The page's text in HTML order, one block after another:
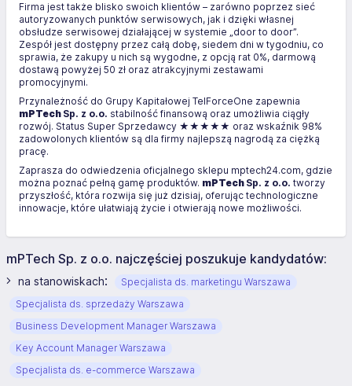
Firma jest także blisko swoich klientów – zarówno poprzez sieć
autoryzowanych punktów serwisowych, jak i dzięki własnej
obsłudze serwisowej działającej w systemie „door to door”.
Zespół jest dostępny przez całą dobę, siedem dni w tygodniu, co
sprawia, że zakupy u nich są wygodne, z opcją rat 0%, darmową
dostawą powyżej 50 zł oraz atrakcyjnymi zestawami
promocyjnymi.
Przynależność do Grupy Kapitałowej TelForceOne zapewnia
mPTech Sp. z o.o. stabilność finansową oraz umożliwia ciągły
rozwój. Status Super Sprzedawcy ★★★★★ oraz wskaźnik 98%
zadowolonych klientów są dla firmy najlepszą nagrodą za ciężką
pracę.
Zaprasza do odwiedzenia oficjalnego sklepu mptech24.com, gdzie
można poznać pełną gamę produktów. mPTech Sp. z o.o. tworzy
przyszłość, która rozwija się już dzisiaj, oferując technologiczne
innowacje, które ułatwiają życie i otwierają nowe możliwości.
mPTech Sp. z o.o. najczęściej poszukuje kandydatów:
na stanowiskach:
Specjalista ds. marketingu Warszawa
Specjalista ds. sprzedaży Warszawa
Business Development Manager Warszawa
Key Account Manager Warszawa
Specjalista ds. e-commerce Warszawa